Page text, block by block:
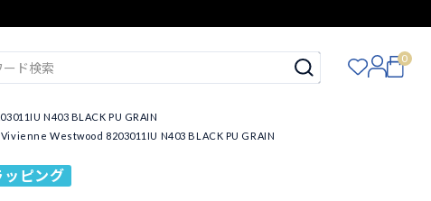
0
N403 BLACK PU GRAIN
Westwood 8203011IU N403 BLACK PU GRAIN
ッピング